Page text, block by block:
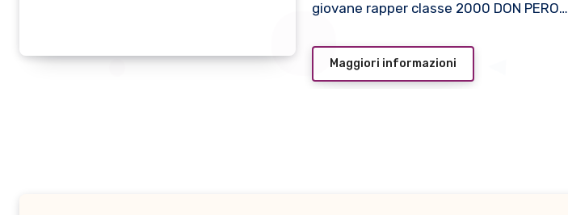
giovane rapper classe 2000 DON PERO…
Maggiori informazioni